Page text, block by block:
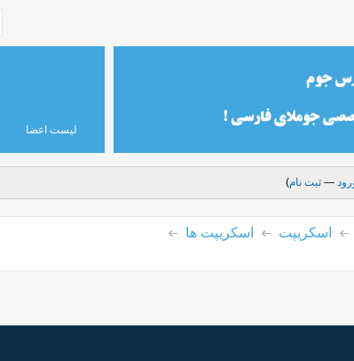
لیست اعضا
— ثبت نام)
اسکریپت
اسکریپت ها